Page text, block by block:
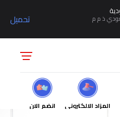
تحميل ذ م م
المزاد الالكتروني انضم الان